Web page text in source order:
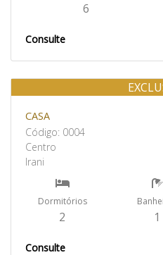
6
Consulte
CASA
Código: 0004
Centro
Irani
Dormitórios
2 1
Consulte